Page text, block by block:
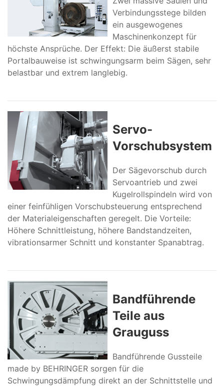
Verbindungsstege bilden
ein ausgewogenes
Maschinenkonzept für
höchste Ansprüche. Der Effekt: Die äußerst stabile
Portalbauweise ist schwingungsarm beim Sägen, sehr
belastbar und extrem langlebig.
Servo-
Vorschubsystem
Der Sägevorschub durch
Servoantrieb und zwei
Kugelrollspindeln wird von
einer feinfühligen Vorschubsteuerung entsprechend
der Materialeigenschaften geregelt. Die Vorteile:
Höhere Schnittleistung, höhere Bandstandzeiten,
vibrationsarmer Schnitt und konstanter Spanabtrag.
Bandführende
Teile aus
Grauguss
Bandführende Gussteile
made by BEHRINGER sorgen für die
Schwingungsdämpfung direkt an der Schnittstelle und